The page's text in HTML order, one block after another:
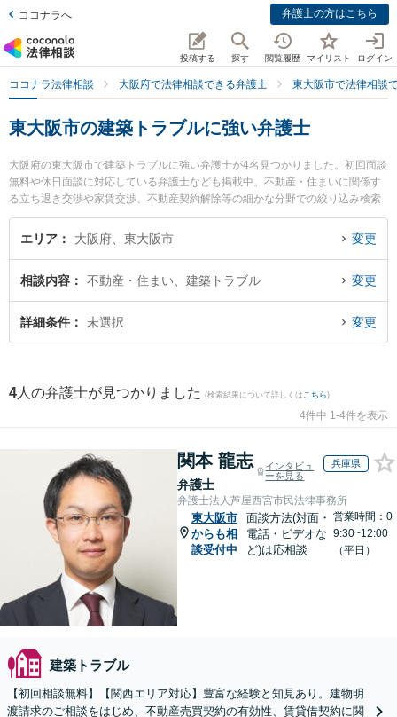
ココナラへ 弁護士の方はこちら
投稿する 探す 閲覧履歴 マイリスト ログイン
ココナラ法律相談 大阪府で法律相談できる弁護士 東大阪市で法律相談
東大阪市の建築トラブルに強い弁護士
大阪府の東大阪市で建築トラブルに強い弁護士が4名見つかりました。初回面談
無料や休日面談に対応している弁護士なども掲載中。不動産・住まいに関係す
る立ち退き交渉や家賃交渉、不動産契約解除等の細かな分野での絞り込み検索
もでき便利です。特にはなぞの綜合法律事務所の丸山 和彦弁護士や東大阪布施
法律事務所の中村 雄高弁護士、弁護士法人i 本部東大阪法律事務所の黒田 充宏
談したい』『建築トラブルのトラブル解決の実績豊富な近くの弁護士を検索し
たい』『初回相談無料で建築トラブルを法律相談できる東大阪市内の弁護士に
相談予約したい』などでお困りの相談者さんにおすすめです。
エリア 大阪府、東大阪市 変更
相談内容 不動産・住まい、建築トラブル 変更
詳細条件 未選択 変更
4 人の弁護士が見つかりました (検索結果について詳しくは こちら)
4件中 1-4件を表示
関本 龍志
弁護士
インタビュ
ーを見る
兵庫県
弁護士法人芦屋西宮市民法律事務所
東大阪市
からも相
談受付中
面談方法(対面・
電話・ビデオな
ど)は応相談
営業時間：0
9:30~12:00
（平日）
建築トラブル
【初回相談無料】【関西エリア対応】豊富な経験と知見あり。建物明
渡請求のご相談をはじめ、不動産売買契約の有効性、賃貸借契約に関